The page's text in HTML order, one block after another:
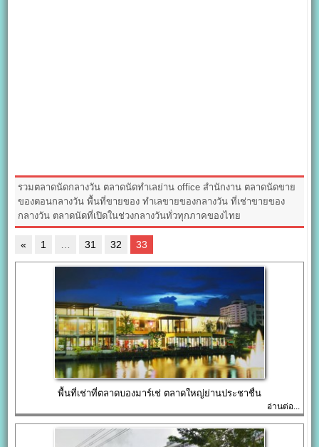
รวมตลาดนัดกลางวัน ตลาดนัดทำเลย่าน office สำนักงาน ตลาดนัดขาย
ของตอนกลางวัน พื้นที่ขายของ ทำเลขายของกลางวัน ที่เช่าขายของ
กลางวัน ตลาดนัดที่เปิดในช่วงกลางวันทั่วทุกภาคของไทย
« 1 31 32 33
พื้นที่เช่าที่ตลาดบองมาร์เช่ ตลาดใหญ่ย่านประชาชื่น
อ่านต่อ...